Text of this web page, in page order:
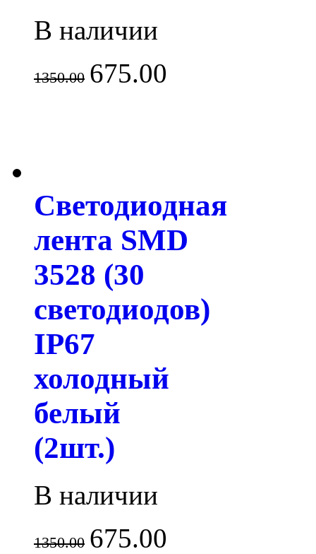
В наличии
1350.00 675.00
Светодиодная
лента SMD
3528 (30
светодиодов)
IP67
холодный
белый
(2шт.)
В наличии
1350.00 675.00